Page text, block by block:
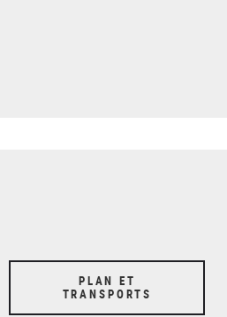
PLAN ET
TRANSPORTS